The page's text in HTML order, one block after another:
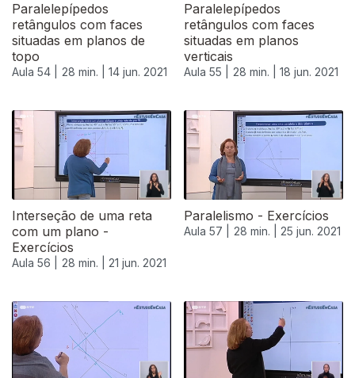
Paralelepípedos
retângulos com faces
situadas em planos de
topo
Aula 54 | 28 min. | 14 jun. 2021
Paralelepípedos
retângulos com faces
situadas em planos
verticais
Aula 55 | 28 min. | 18 jun. 2021
Interseção de uma reta
com um plano -
Exercícios
Aula 56 | 28 min. | 21 jun. 2021
Paralelismo - Exercícios
Aula 57 | 28 min. | 25 jun. 2021
553352